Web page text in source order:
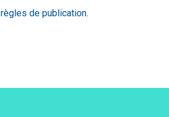
règles de publication.